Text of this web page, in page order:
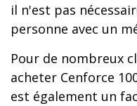
il n'est pas
personne avec un
Pour de nombreux
acheter Cenforce
est également un